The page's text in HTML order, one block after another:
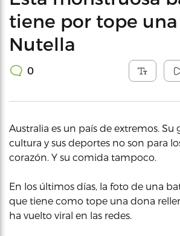
tiene por tope
Nutella
0
Australia es un país de extremos. Su
cultura y sus deportes no son para
corazón. Y su comida tampoco.
En los últimos días, la foto de una
que tiene como tope una dona
ha vuelto viral en las redes.